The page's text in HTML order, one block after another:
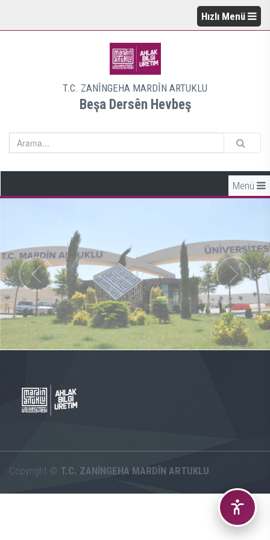
Hızlı Menü
T.C. ZANÎNGEHA MARDÎN ARTUKLU
Beşa Dersên Hevbeş
Menü
Copyright © T.C. ZANÎNGEHA MARDÎN ARTUKLU